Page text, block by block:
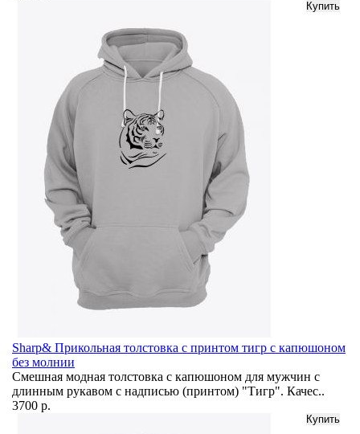
Sharp& Прикольная толстовка с принтом тигр с капюшоном
без молнии
Смешная модная толстовка с капюшоном для мужчин с
длинным рукавом с надписью (принтом) "Тигр". Качес..
3700 р.